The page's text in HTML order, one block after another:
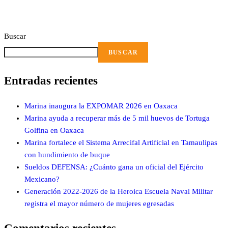
Buscar
BUSCAR
Entradas recientes
Marina inaugura la EXPOMAR 2026 en Oaxaca
Marina ayuda a recuperar más de 5 mil huevos de Tortuga
Golfina en Oaxaca
Marina fortalece el Sistema Arrecifal Artificial en Tamaulipas
con hundimiento de buque
Sueldos DEFENSA: ¿Cuánto gana un oficial del Ejército
Mexicano?
Generación 2022-2026 de la Heroica Escuela Naval Militar
registra el mayor número de mujeres egresadas